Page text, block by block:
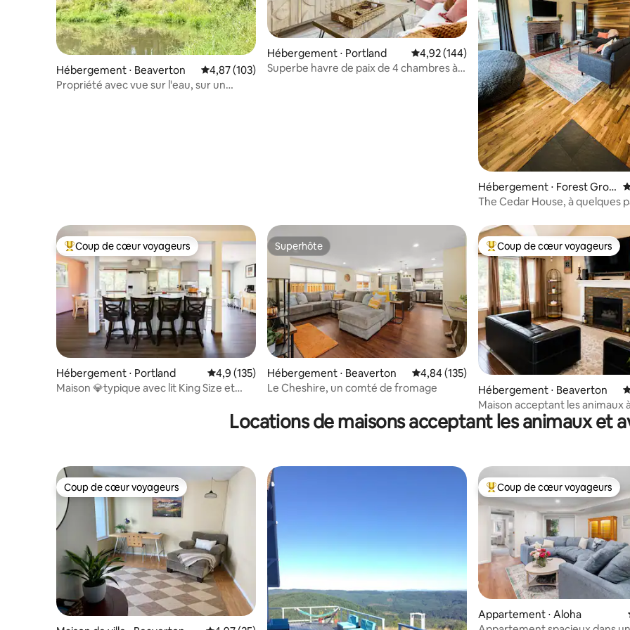
Hébergement ⋅ Beaverton Évaluation moyenne sur la base de 103 commentaires : 4,87 sur 5
4,87 (103)
Propriété avec vue sur l'eau, sur un
Hébergement ⋅ Portland Évaluation moyenne sur la base de 144
4,92 (144)
Superbe havre de paix de 4 chambres à
Hébergement ⋅ Forest Grov
e
The Cedar House, à quelques
Coups de cœur voyageurs les plus appréciés
Coup de cœur voyageurs
Hébergement ⋅ Portland Évaluation moyenne sur la base de 135 commentaires : 4,9 sur 5
4,9 (135)
Maison 💎typique avec lit King Size et
Superhôte
Superhôte
Hébergement ⋅ Beaverton Évaluation moyenne sur la base de 135
4,84 (135)
Le Cheshire, un comté de fromage
Coups de cœur voyageurs les
Coup de cœur voyageurs
Hébergement ⋅ Beaverton
Maison acceptant les animaux
Beaverton, près de Nike et de
Locations de maisons acceptant les animaux et
Coup de cœur voyageurs
Coup de cœur voyageurs Coups de cœur voyageurs les
Coup de cœur voyageurs
Appartement ⋅ Aloha